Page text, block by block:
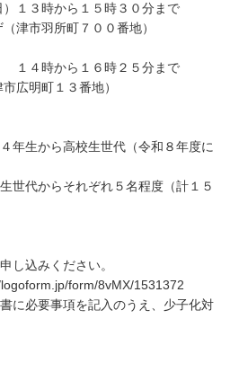
３時から１５時３０分まで
羽所町７００番地）
時から１６時２５分まで
明町１３番地）
生から高校生世代（令和８年度に
代からそれぞれ５名程度（計１５
込みください。
form/8vMX/1531372
必要事項を記入のうえ、少子化対